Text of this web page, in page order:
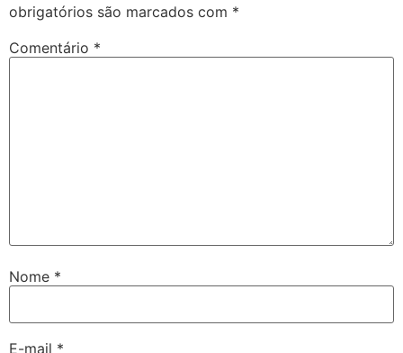
obrigatórios são marcados com *
Comentário *
Nome *
E-mail *